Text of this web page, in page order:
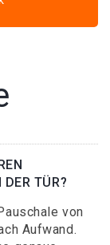
TÜR?
von
Aufwand.